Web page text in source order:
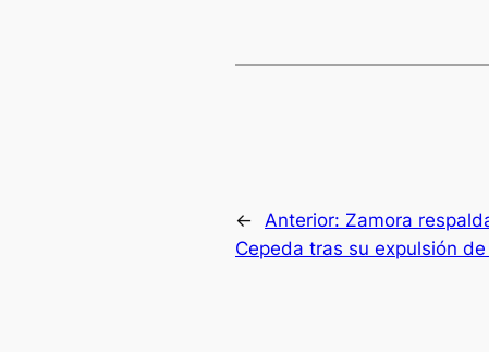
← Anterior: Zamora
Cepeda tras su expulsión de